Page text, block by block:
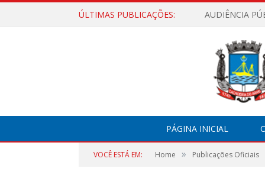
ÚLTIMAS PUBLICAÇÕES: AUDIÊNCIA
PÁGINA INICIAL
VOCÊ ESTÁ EM: Home » Publicações Oficiais